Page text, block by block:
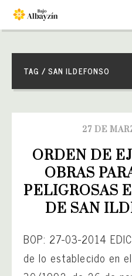
TAG / SAN ILDEFONSO
27 DE
ORDEN DE
OBRAS
PELIGROSAS
DE SAN
BOP: 27-03-2014
de lo establecido en